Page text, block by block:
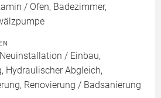
/ Ofen, Badezimmer,
/ Einbau,
Hydraulischer Abgleich,
Renovierung / Badsanierung